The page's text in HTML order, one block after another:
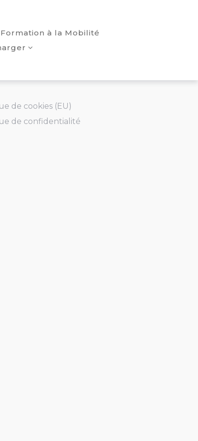
Formation à la Mobilité
de cookies (EU)
de confidentialité